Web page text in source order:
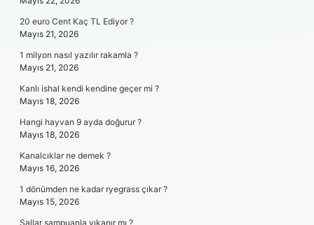
20 euro Cent Kaç TL Ediyor ?
Mayıs 21, 2026
1 milyon nasıl yazılır rakamla ?
Mayıs 21, 2026
Kanlı ishal kendi kendine geçer mi ?
Mayıs 18, 2026
Hangi hayvan 9 ayda doğurur ?
Mayıs 18, 2026
Kanalcıklar ne demek ?
Mayıs 16, 2026
1 dönümden ne kadar ryegrass çıkar ?
Mayıs 15, 2026
Şallar şampuanla yıkanır mı ?